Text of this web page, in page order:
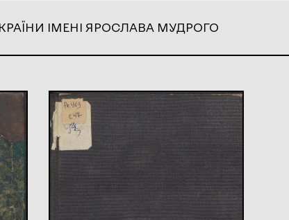
ІМЕНІ ЯРОСЛАВА МУДРОГО